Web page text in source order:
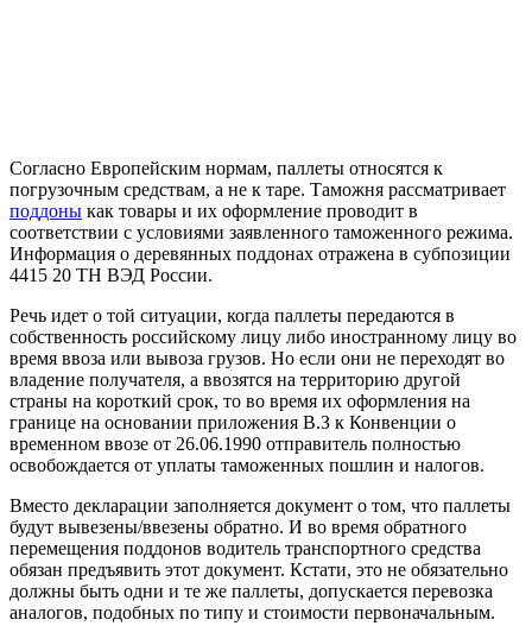
Согласно Европейским нормам, паллеты относятся к
погрузочным средствам, а не к таре. Таможня рассматривает
поддоны как товары и их оформление проводит в
соответствии с условиями заявленного таможенного режима.
Информация о деревянных поддонах отражена в субпозиции
4415 20 ТН ВЭД России.
Речь идет о той ситуации, когда паллеты передаются в
собственность российскому лицу либо иностранному лицу во
время ввоза или вывоза грузов. Но если они не переходят во
владение получателя, а ввозятся на территорию другой
страны на короткий срок, то во время их оформления на
границе на основании приложения В.З к Конвенции о
временном ввозе от 26.06.1990 отправитель полностью
освобождается от уплаты таможенных пошлин и налогов.
Вместо декларации заполняется документ о том, что паллеты
будут вывезены/ввезены обратно. И во время обратного
перемещения поддонов водитель транспортного средства
обязан предъявить этот документ. Кстати, это не обязательно
должны быть одни и те же паллеты, допускается перевозка
аналогов, подобных по типу и стоимости первоначальным.